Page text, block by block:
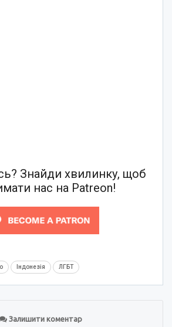
Знайди хвилинку, щоб
нас на Patreon!
Індонезія ЛГБТ
Залишити коментар